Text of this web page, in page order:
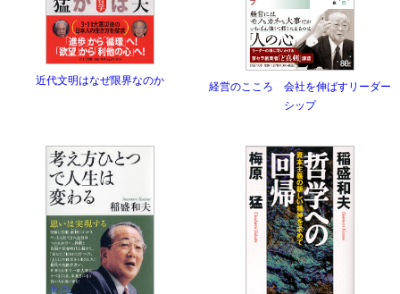
近代文明はなぜ限界なのか
経営のこころ 会社を伸ばすリーダー
シップ